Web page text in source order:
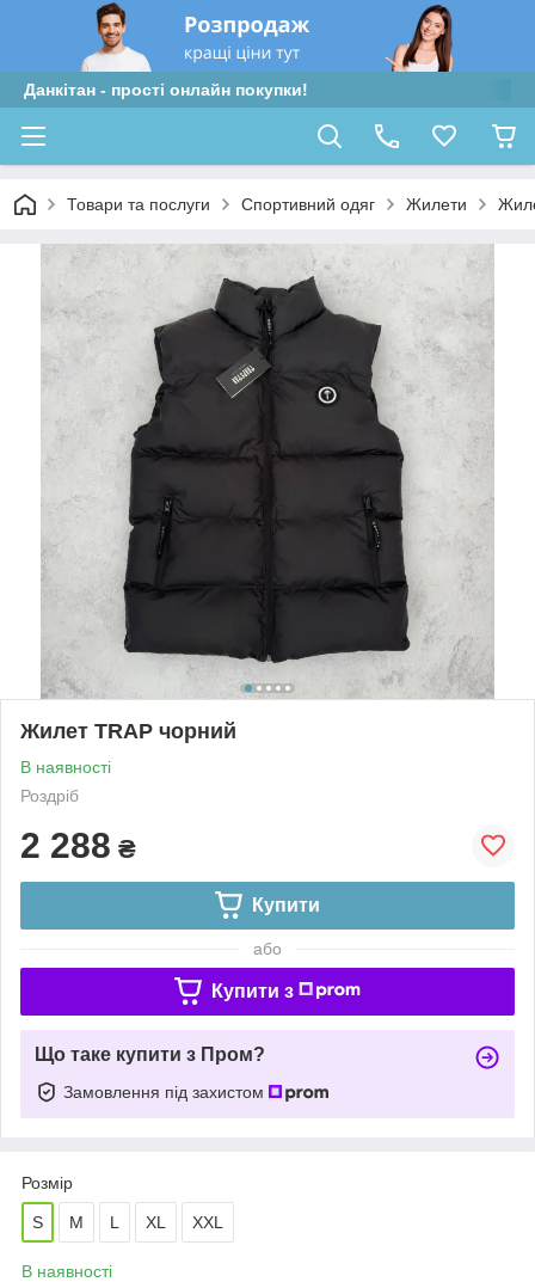
Данкітан - прості онлайн покупки!
Товари та послуги Спортивний одяг Жилети
Жилет TRAP чорний
В наявності
Роздріб
2 288 ₴
Купити
або
Купити з
Що таке купити з Пром?
Замовлення під захистом
Розмір
S M L XL XXL
В наявності